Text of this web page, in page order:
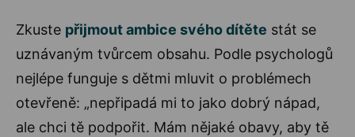
Zkuste přijmout ambice svého dítěte stát se
uznávaným tvůrcem obsahu. Podle psychologů
nejlépe funguje s dětmi mluvit o problémech
otevřeně: „nepřipadá mi to jako dobrý nápad,
ale chci tě podpořit. Mám nějaké obavy, aby tě